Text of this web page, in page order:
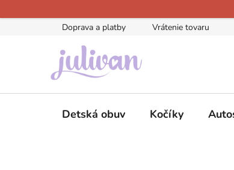
na
Doprava a platby Vrátenie tovaru
Detská obuv Kočíky